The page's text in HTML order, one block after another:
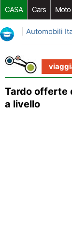
CASA Cars Moto
Riparazione Auto
Automobili
Tardo offerte
a livello